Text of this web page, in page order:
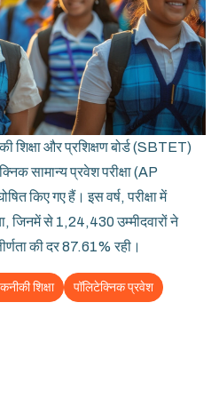
शिक्षा और प्रशिक्षण बोर्ड (SBTET)
सामान्य प्रवेश परीक्षा (AP
किए गए हैं। इस वर्ष, परीक्षा में
जिनमें से 1,24,430 उम्मीदवारों ने
की दर 87.61% रही।
शिक्षा पॉलिटेक्निक प्रवेश